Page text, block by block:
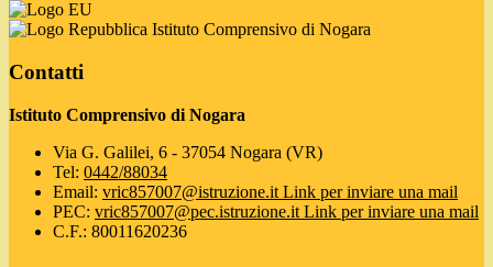
Istituto Comprensivo di Nogara
Contatti
Istituto Comprensivo di Nogara
Via G. Galilei, 6 - 37054 Nogara (VR)
Tel: 0442/88034
Email: vric857007@istruzione.it Link per inviare una mail
PEC: vric857007@pec.istruzione.it Link per inviare una mail
C.F.: 80011620236